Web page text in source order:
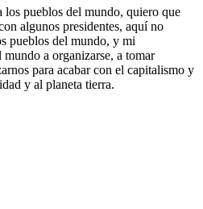
los pueblos del mundo, quiero que
algunos presidentes, aquí no
pueblos del mundo, y mi
a organizarse, a tomar
para acabar con el capitalismo y
y al planeta tierra.